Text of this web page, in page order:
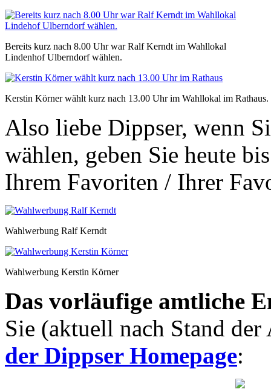
Bereits kurz nach 8.00 Uhr war Ralf Kerndt im Wahllokal
Lindenhof Ulberndorf wählen.
Kerstin Körner wählt kurz nach 13.00 Uhr im Wahllokal im Rathaus.
Also liebe Dippser, wenn
wählen, geben Sie heute
Ihrem Favoriten / Ihrer
Wahlwerbung Ralf Kerndt
Wahlwerbung Kerstin Körner
Das vorläufige amtliche
Sie (aktuell nach Stand
der Dippser Homepage: